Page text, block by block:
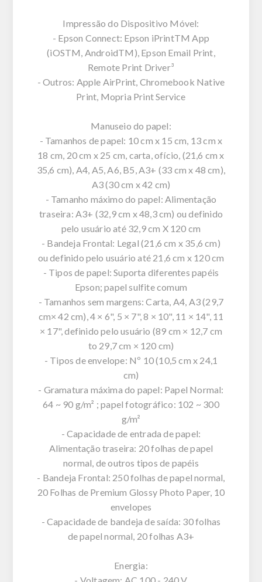
Impressão do Dispositivo Móvel:
- Epson Connect: Epson iPrintTM App
(iOSTM, AndroidTM), Epson Email Print,
Remote Print Driver³
- Outros: Apple AirPrint, Chromebook Native
Print, Mopria Print Service
Manuseio do papel:
- Tamanhos de papel: 10 cm x 15 cm, 13 cm x
18 cm, 20 cm x 25 cm, carta, ofício, (21,6 cm x
35,6 cm), A4, A5, A6, B5, A3+ (33 cm x 48 cm),
A3 (30 cm x 42 cm)
- Tamanho máximo do papel: Alimentação
traseira: A3+ (32,9 cm x 48,3 cm) ou definido
pelo usuário até 32,9 cm X 120 cm
- Bandeja Frontal: Legal (21,6 cm x 35,6 cm)
ou definido pelo usuário até 21,6 cm x 120 cm
- Tipos de papel: Suporta diferentes papéis
Epson; papel sulfite comum
- Tamanhos sem margens: Carta, A4, A3 (29,7
cm× 42 cm), 4 × 6", 5 × 7", 8 × 10", 11 × 14", 11
× 17", definido pelo usuário (89 cm × 12,7 cm
to 29,7 cm × 120 cm)
- Tipos de envelope: Nº 10 (10,5 cm x 24,1
cm)
- Gramatura máxima do papel: Papel Normal:
64 ~ 90 g/m² ; papel fotográfico: 102 ~ 300
g/m²
- Capacidade de entrada de papel:
Alimentação traseira: 20 folhas de papel
normal, de outros tipos de papéis
- Bandeja Frontal: 250 folhas de papel normal,
20 Folhas de Premium Glossy Photo Paper, 10
envelopes
- Capacidade de bandeja de saída: 30 folhas
de papel normal, 20 folhas A3+
Energia: